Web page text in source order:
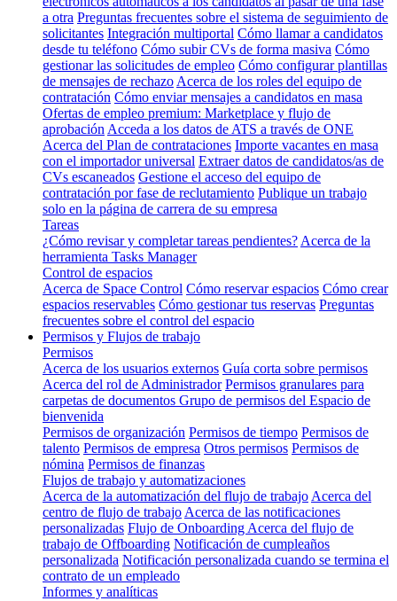
a otra Preguntas frecuentes sobre el sistema de seguimiento de
solicitantes Integración multiportal Cómo llamar a candidatos
desde tu teléfono Cómo subir CVs de forma masiva Cómo
gestionar las solicitudes de empleo Cómo configurar plantillas
de mensajes de rechazo Acerca de los roles del equipo de
contratación Cómo enviar mensajes a candidatos en masa
Ofertas de empleo premium: Marketplace y flujo de
aprobación Acceda a los datos de ATS a través de ONE
Acerca del Plan de contrataciones Importe vacantes en masa
con el importador universal Extraer datos de candidatos/as de
CVs escaneados Gestione el acceso del equipo de
contratación por fase de reclutamiento Publique un trabajo
solo en la página de carrera de su empresa
Tareas
¿Cómo revisar y completar tareas pendientes? Acerca de la
herramienta Tasks Manager
Control de espacios
Acerca de Space Control Cómo reservar espacios Cómo crear
espacios reservables Cómo gestionar tus reservas Preguntas
frecuentes sobre el control del espacio
Permisos y Flujos de trabajo
Permisos
Acerca de los usuarios externos Guía corta sobre permisos
Acerca del rol de Administrador Permisos granulares para
carpetas de documentos Grupo de permisos del Espacio de
bienvenida
Permisos de organización Permisos de tiempo Permisos de
talento Permisos de empresa Otros permisos Permisos de
nómina Permisos de finanzas
Flujos de trabajo y automatizaciones
Acerca de la automatización del flujo de trabajo Acerca del
centro de flujo de trabajo Acerca de las notificaciones
personalizadas Flujo de Onboarding Acerca del flujo de
trabajo de Offboarding Notificación de cumpleaños
personalizada Notificación personalizada cuando se termina el
contrato de un empleado
Informes y analíticas